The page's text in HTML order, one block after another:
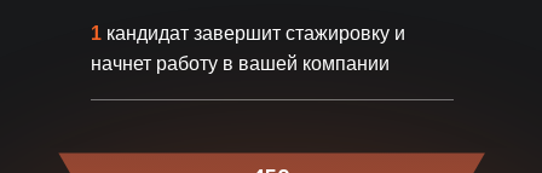
1 кандидат завершит стажировку и
начнет работу в вашей компании
Прозрачности
выбора кандидатов